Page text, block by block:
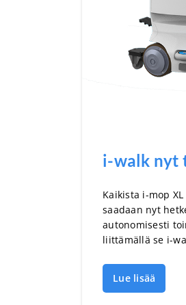
i-walk nyt
Kaikista i-mop
saadaan nyt
autonomisesti
liittämällä se i-
Lue lisää